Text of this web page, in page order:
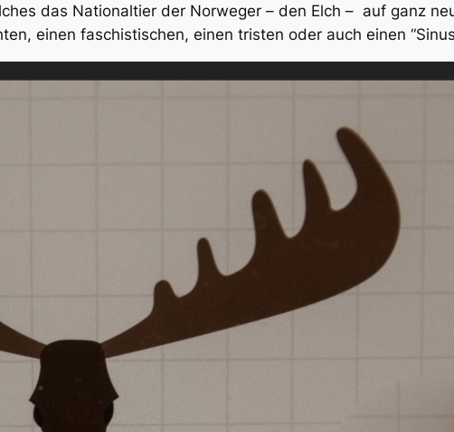
das Nationaltier der Norweger – den Elch – auf ganz
einen faschistischen, einen tristen oder auch einen